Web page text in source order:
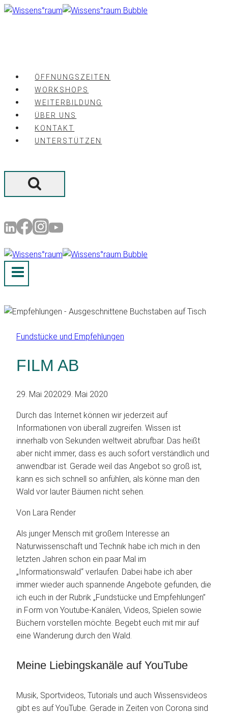
Zum
ÖFFNUNGSZEITEN
WORKSHOPS
WEITERBILDUNG
ÜBER UNS
KONTAKT
UNTERSTÜTZEN
Fundstücke und Empfehlungen
FILM AB
29. Mai 202029. Mai 2020
Durch das Internet können wir jederzeit auf
Informationen von überall zugreifen. Wissen ist
innerhalb von Sekunden weltweit abrufbar. Das heißt
aber nicht immer, dass es auch sofort verständlich und
anwendbar ist. Gerade weil das Angebot so groß ist,
kann es sich schnell so anfühlen, als könne man den
Wald vor lauter Bäumen nicht sehen.
Von Lara Render
Als junger Mensch mit großem Interesse an
Naturwissenschaft und Technik habe ich mich in den
letzten Jahren schon ein paar Mal im
„Informationswald“ verlaufen. Dabei habe ich aber
immer wieder auch spannende Angebote gefunden, die
ich euch in der Rubrik „Fundstücke und Empfehlungen”
in Form von Youtube-Kanälen, Videos, Spielen sowie
Büchern vorstellen möchte. Begebt euch mit mir auf
eine Wanderung durch den Wald.
Meine Liebingskanäle auf YouTube
Musik, Sportvideos, Tutorials und auch Wissensvideos
gibt es auf YouTube. Gerade in Zeiten von Corona sind